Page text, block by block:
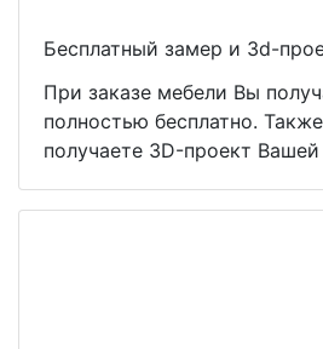
Бесплатный замер и 3d-
При заказе мебели Вы
полностью бесплатно.
получаете 3D-проект